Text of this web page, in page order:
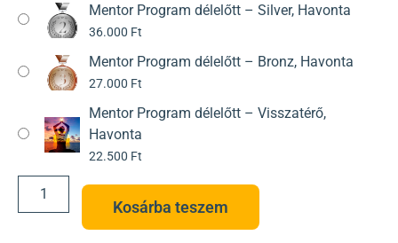
Mentor Program délelőtt – Silver, Havonta
36.000 Ft
Mentor Program délelőtt – Bronz, Havonta
27.000 Ft
Mentor Program délelőtt – Visszatérő,
Havonta
22.500 Ft
Kosárba teszem